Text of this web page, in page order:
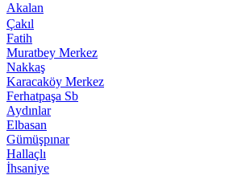
Akalan
Çakıl
Fatih
Muratbey Merkez
Nakkaş
Karacaköy Merkez
Ferhatpaşa Sb
Aydınlar
Elbasan
Gümüşpınar
Hallaçlı
İhsaniye